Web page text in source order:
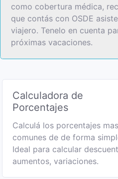
como cobertura médica,
que contás con OSDE
viajero. Tenelo en cuenta
próximas vacaciones.
Calculadora de
Porcentajes
Calculá los porcentajes mas
comunes de de forma
Ideal para calcular
aumentos, variaciones.